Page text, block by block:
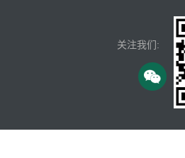
关注我们: